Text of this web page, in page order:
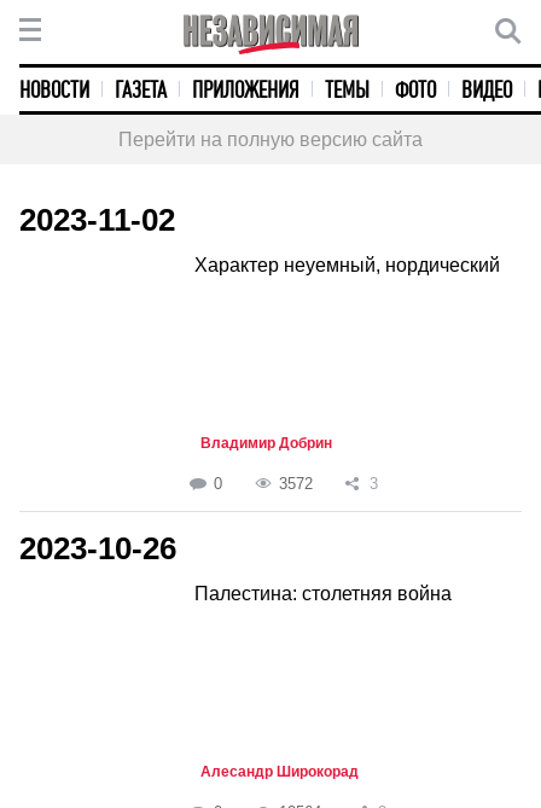
НОВОСТИ ГАЗЕТА ПРИЛОЖЕНИЯ ТЕМЫ ФОТО ВИДЕО
Перейти на полную версию сайта
2023-11-02
Характер неуемный, нордический
Владимир Добрин
0 3572 3
2023-10-26
Палестина: столетняя война
Алесандр Широкорад